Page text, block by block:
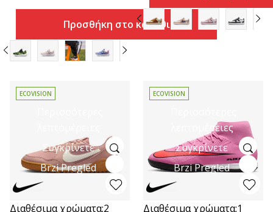
Προσθήκη στο καλάθι
Συγκρίνετε
Brzi Pregled
ECOVISION
Διαθέσιμα χρώματα:2
λεπτομέρειες
Συγκρίνετε
Brzi Pregled
ECOVISION
Διαθέσιμα χρώματα:1